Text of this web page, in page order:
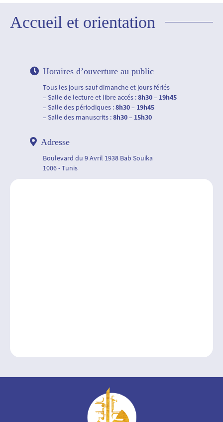
Accueil et orientation
Horaires d’ouverture au public
Tous les jours sauf dimanche et jours fériés
– Salle de lecture et libre accés :8h30 – 19h45
– Salle des périodiques :8h30 – 19h45
– Salle des manuscrits :8h30 – 15h30
Adresse
Boulevard du 9 Avril 1938 Bab Souika
1006 - Tunis